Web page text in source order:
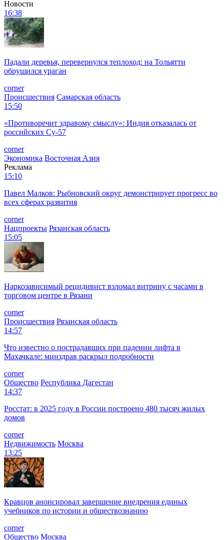
Новости
16:38
Падали деревья, перевернулся теплоход: на Тольятти
обрушился ураган
corner
Происшествия Самарская область
15:50
«Противоречит здравому смыслу»: Индия отказалась от
российских Су-57
corner
Экономика Восточная Азия
Реклама
15:10
Павел Малков: Рыбновский округ демонстрирует прогресс во
всех сферах развития
corner
Нацпроекты Рязанская область
15:05
Наркозависимый рецидивист взломал витрину с часами в
торговом центре в Рязани
corner
Происшествия Рязанская область
14:57
Что известно о пострадавших при падении лифта в
Махачкале: минздрав раскрыл подробности
corner
Общество Республика Дагестан
14:37
Росстат: в 2025 году в России построено 480 тысяч жилых
домов
corner
Недвижимость Москва
13:25
Кравцов анонсировал завершение внедрения единых
учебников по истории и обществознанию
corner
Общество Москва